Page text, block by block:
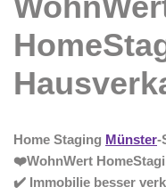
Home Staging Münster-
❤️WohnWert
✔️ Immobilie besser